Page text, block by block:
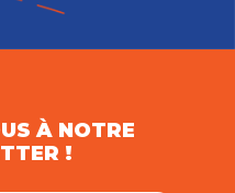
À NOTRE
!